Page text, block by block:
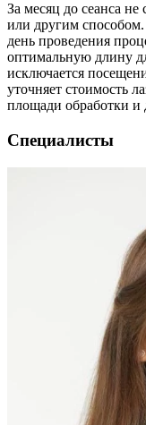
За месяц до сеанса
или другим способом.
день проведения
оптимальную длину
исключается
уточняет стоимость
площади обработки и
Специалисты